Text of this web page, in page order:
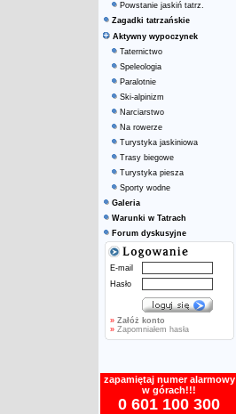
Powstanie jaskiń tatrz.
Zagadki tatrzańskie
Aktywny wypoczynek
Taternictwo
Speleologia
Paralotnie
Ski-alpinizm
Narciarstwo
Na rowerze
Turystyka jaskiniowa
Trasy biegowe
Turystyka piesza
Sporty wodne
Galeria
Warunki w Tatrach
Forum dyskusyjne
E-mail
Hasło
» Załóż konto
»Zapomniałem hasła
zapamiętaj numer alarmowy
w górach!!!
0 601 100 300